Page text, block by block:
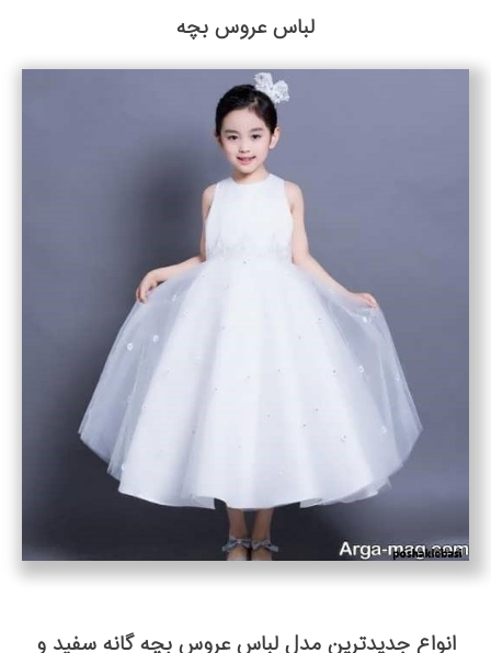
لباس عروس بچه
انواع جدیدترین مدل لباس عروس بچه گانه سفید و